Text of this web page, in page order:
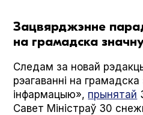
Зацвярджэнне
на грамадска
Следам за новай
рэагаванні на
інфармацыю», прынятай
Савет Міністраў 30